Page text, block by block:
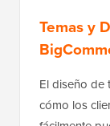
Temas y
El diseño de
cómo los